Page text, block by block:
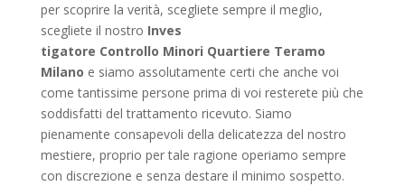
per scoprire la verità, scegliete sempre il meglio,
scegliete il nostro Inves
tigatore Controllo Minori Quartiere Teramo
Milano e siamo assolutamente certi che anche voi
come tantissime persone prima di voi resterete più che
soddisfatti del trattamento ricevuto. Siamo
pienamente consapevoli della delicatezza del nostro
mestiere, proprio per tale ragione operiamo sempre
con discrezione e senza destare il minimo sospetto.